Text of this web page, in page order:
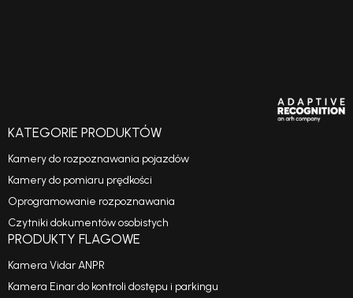
KATEGORIE PRODUKTÓW
Kamery do rozpoznawania pojazdów
Kamery do pomiaru prędkości
Oprogramowanie rozpoznawania
Czytniki dokumentów osobistych
PRODUKTY FLAGOWE
Kamera Vidar ANPR
Kamera Einar do kontroli dostępu i parkingu